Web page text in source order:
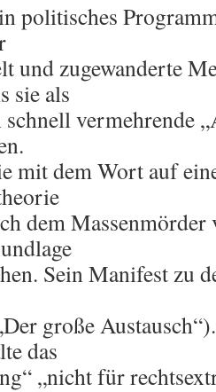
politisches
und zugewanderte
sie als
vermehrende
mit dem Wort auf
dem
Sein Manifest zu
große
das
„nicht für